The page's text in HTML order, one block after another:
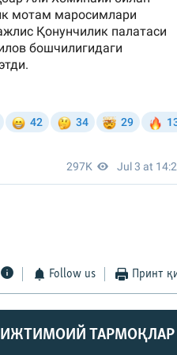
Follow us Принт
ИЖТИМОИЙ ТАРМОҚЛАР